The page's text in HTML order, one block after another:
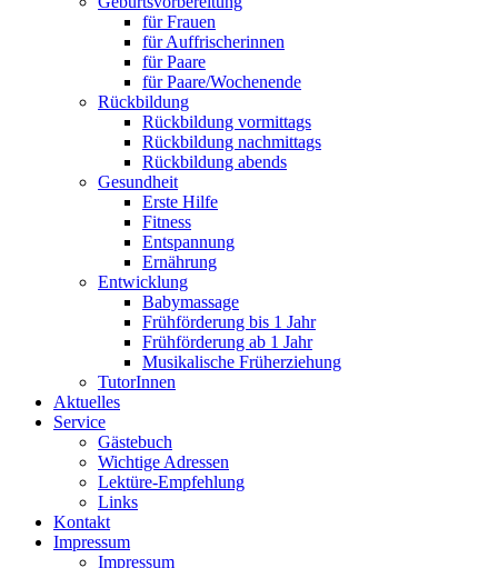
für Frauen
für Auffrischerinnen
für Paare
für Paare/Wochenende
Rückbildung
Rückbildung vormittags
Rückbildung nachmittags
Rückbildung abends
Gesundheit
Erste Hilfe
Fitness
Entspannung
Ernährung
Entwicklung
Babymassage
Frühförderung bis 1 Jahr
Frühförderung ab 1 Jahr
Musikalische Früherziehung
TutorInnen
Aktuelles
Service
Gästebuch
Wichtige Adressen
Lektüre-Empfehlung
Links
Kontakt
Impressum
Impressum